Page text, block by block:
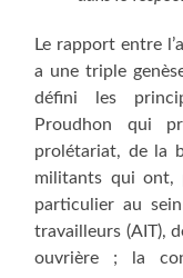
Le rapport entre
a une triple
défini les
Proudhon qui
prolétariat, de la
militants qui ont,
particulier au
travailleurs (AIT),
ouvrière ; la